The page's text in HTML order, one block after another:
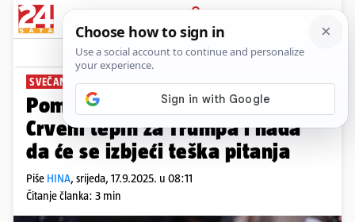
PRIJAVA
News Komentari
SVEČANI DOČEK
Pompa u Velikoj Britaniji:
Crveni tepih za Trumpa i nada
da će se izbjeći teška pitanja
Piše HINA, srijeda, 17.9.2025. u 08:11
Čitanje članka: 3 min